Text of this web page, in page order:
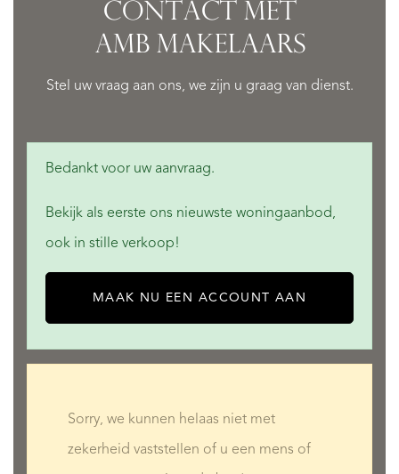
CONTACT MET
AMB MAKELAARS
Stel uw vraag aan ons, we zijn u graag van dienst.
Bedankt voor uw aanvraag.
Bekijk als eerste ons nieuwste woningaanbod,
ook in stille verkoop!
MAAK NU EEN ACCOUNT AAN
Sorry, we kunnen helaas niet met
zekerheid vaststellen of u een mens of